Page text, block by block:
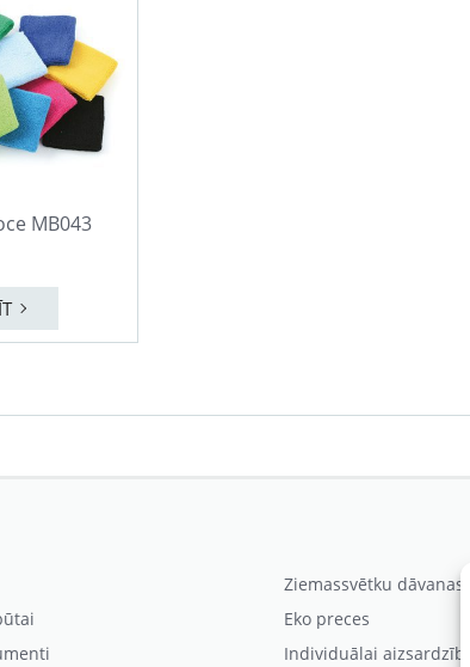
MB043
Ziemassvētku dāvanas
Eko preces
Individuālai aizsardzībai